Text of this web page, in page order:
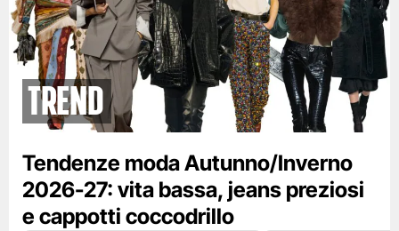
Trend
Tendenze moda Autunno/Inverno
2026-27: vita bassa, jeans preziosi
e cappotti coccodrillo